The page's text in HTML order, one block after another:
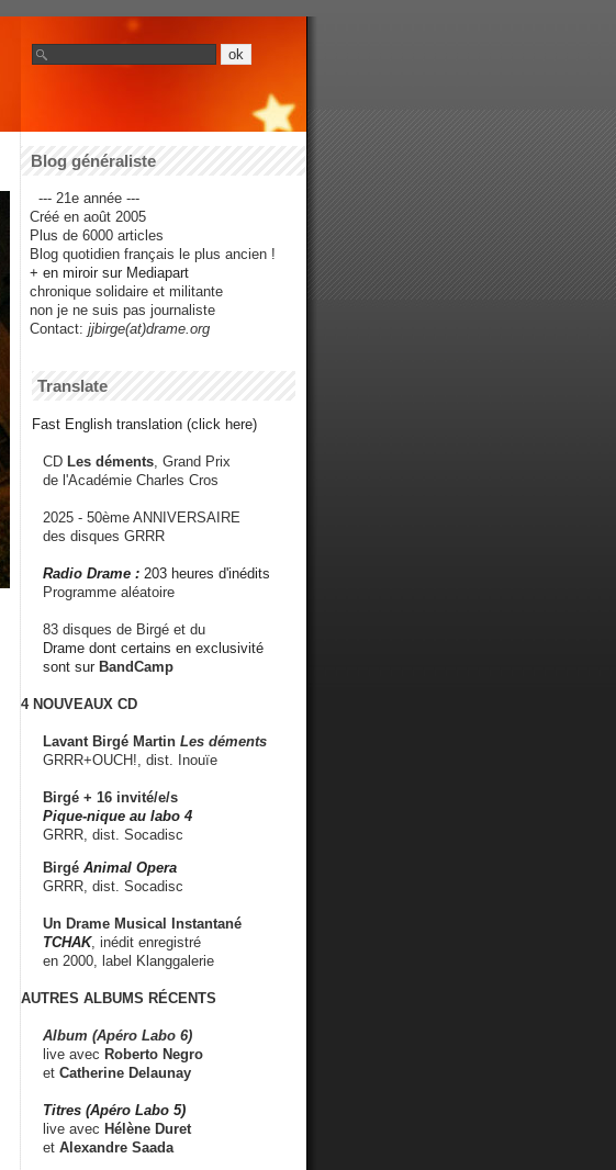
Blog généraliste
--- 21e année ---
Créé en août 2005
Plus de 6000 articles
Blog quotidien français le plus ancien !
+ en miroir sur Mediapart
chronique solidaire et militante
non je ne suis pas journaliste
Contact: jjbirge(at)drame.org
Translate
Fast English translation (click here)
CD Les déments , Grand Prix
de l'Académie Charles Cros
2025 - 50ème ANNIVERSAIRE
des disques GRRR
Radio Drame : 203 heures d'inédits
Programme aléatoire
83 disques de Birgé et du
Drame dont certains en exclusivité
sont sur BandCamp
4 NOUVEAUX CD
Lavant Birgé Martin Les déments
GRRR+OUCH!, dist. Inouïe
Birgé + 16 invité/e/s
Pique-nique au labo 4
GRRR, dist. Socadisc
Birgé Animal Opera
GRRR, dist. Socadisc
Un Drame Musical Instantané
TCHAK, inédit enregistré
en 2000, label Klanggalerie
AUTRES ALBUMS RÉCENTS
Album (Apéro Labo 6)
live avec Roberto Negro
et Catherine Delaunay
Titres (Apéro Labo 5)
live avec Hélène Duret
et Alexandre Saada